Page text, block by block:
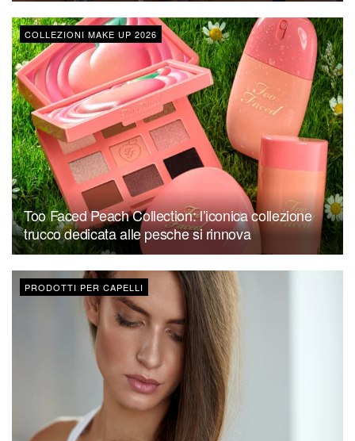
COLLEZIONI MAKE UP 2026
Too Faced Peach Collection: l’iconica collezione
trucco dedicata alle pesche si rinnova
PRODOTTI PER CAPELLI